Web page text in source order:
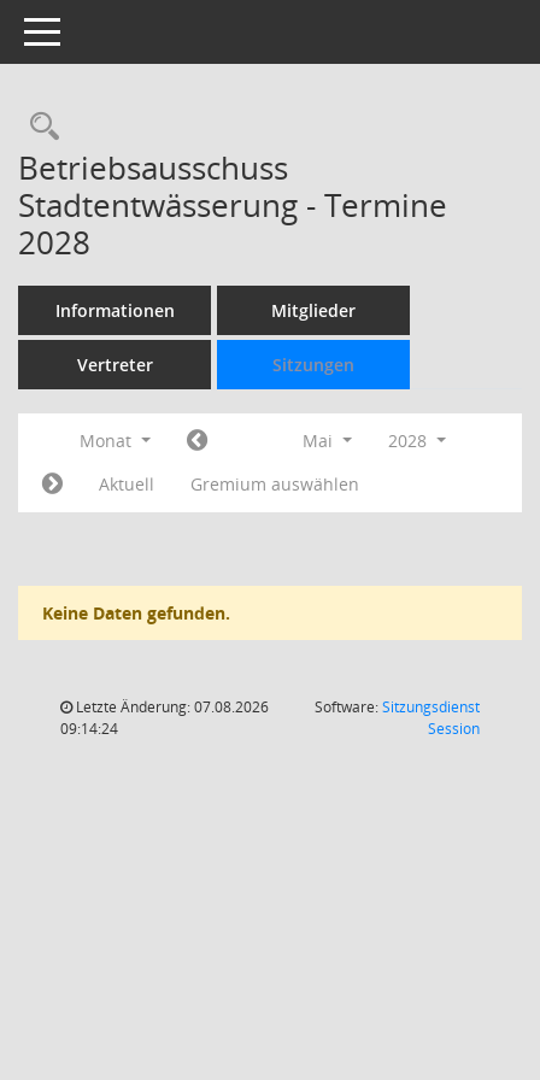
Toggle navigation
Rechercheauswahl
Betriebsausschuss
Stadtentwässerung - Termine
2028
Informationen Mitglieder
Vertreter Sitzungen
Monat Mai
2028
Aktuell
Gremium auswählen
Keine Daten gefunden.
Letzte Änderung: 07.08.2026
09:14:24
Software:Sitzungsdienst
Session(Wird in